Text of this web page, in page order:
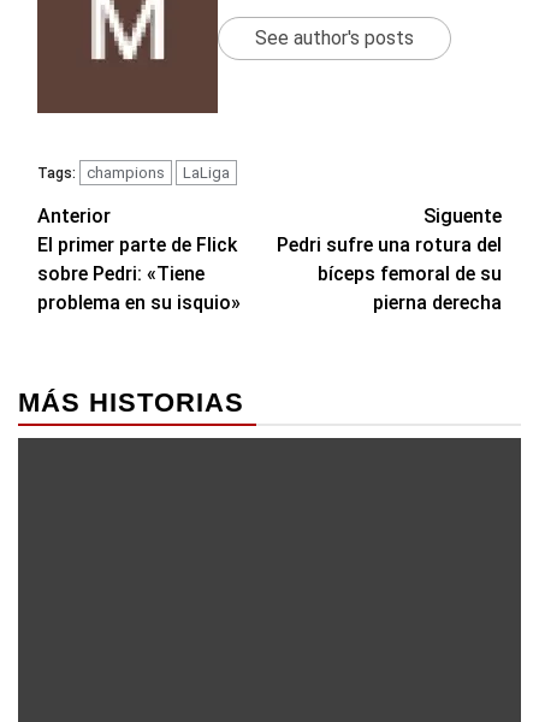
See author's posts
Tags: champions LaLiga
Navegación
de
entradas
Anterior
El primer parte de Flick
sobre Pedri: «Tiene
problema en su isquio»
Siguente
Pedri sufre una rotura del
bíceps femoral de su
pierna derecha
MÁS HISTORIAS